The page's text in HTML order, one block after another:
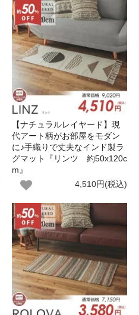
【ナチュラルレイヤード】現
代アート柄がお部屋をモダン
に♪手織りで丈夫なインド製ラ
グマット『リンツ 約50x120c
m』
4,510円(税込)